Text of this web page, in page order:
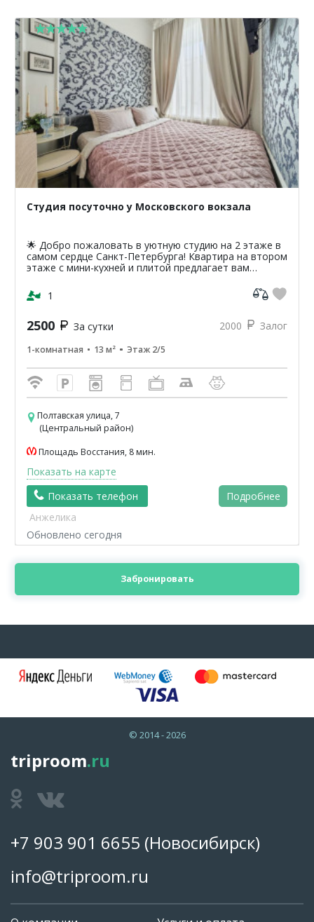
Студия посуточно у Московского вокзала
🌟 Добро пожаловать в уютную студию на 2 этаже в
самом сердце Санкт-Петербурга! Квартира на втором
этаже с мини-кухней и плитой предлагает вам
классики...
1
2500 За сутки 2000 Залог
1-комнатная 13 м² Этаж 2/5
Полтавская улица, 7
(Центральный район)
Площадь Восстания, 8 мин.
Показать на карте
Показать телефон
Подробнее
Анжелика
Обновлено сегодня
Забронировать
© 2014 - 2026
triproom.ru
+7 903 901 6655 (Новосибирск)
info@triproom.ru